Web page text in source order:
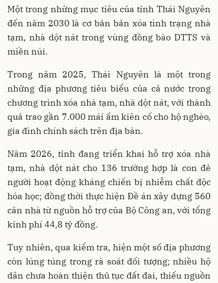
Một trong những mục tiêu của tỉnh Thái Nguyên
đến năm 2030 là cơ bản bản xóa tình trạng nhà
tạm, nhà dột nát trong vùng đồng bào DTTS và
miền núi.
Trong năm 2025, Thái Nguyên là một trong
những địa phương tiêu biểu của cả nước trong
chương trình xóa nhà tạm, nhà dột nát, với thành
quả trao gần 7.000 mái ấm kiên cố cho hộ nghèo,
gia đình chính sách trên địa bàn.
Năm 2026, tỉnh đang triển khai hỗ trợ xóa nhà
tạm, nhà dột nát cho 136 trường hợp là con đẻ
người hoạt động kháng chiến bị nhiễm chất độc
hóa học; đồng thời thực hiện Đề án xây dựng 560
căn nhà từ nguồn hỗ trợ của Bộ Công an, với tổng
kinh phí 44,8 tỷ đồng.
Tuy nhiên, qua kiểm tra, hiện một số địa phương
còn lúng túng trong rà soát đối tượng; nhiều hộ
dân chưa hoàn thiện thủ tục đất đai, thiếu nguồn